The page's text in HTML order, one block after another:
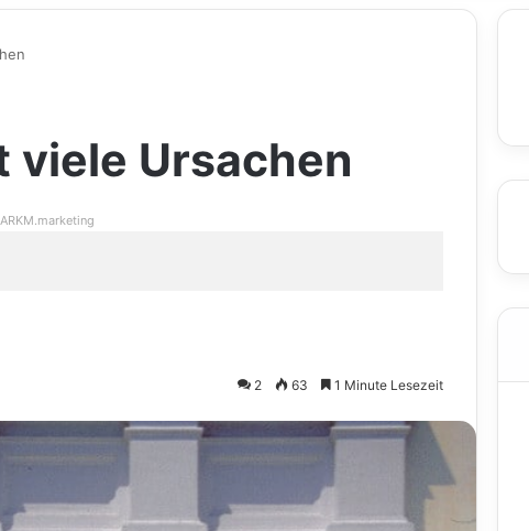
viele Ursachen
ARKM.marketing
2 63 1 Minute Lesezeit